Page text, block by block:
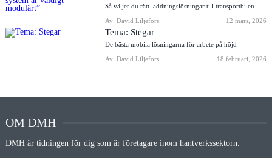
Så väljer du rätt laddningslösningar till transportbilen
Av: David Liljefors
12 mars, 2026
Tema: Stegar
De bästa mobila lösningarna för arbete på höjd
Av: David Liljefors
18 februari, 2026
OM DMH
DMH är tidningen för dig som är företagare inom hantverkssektorn.